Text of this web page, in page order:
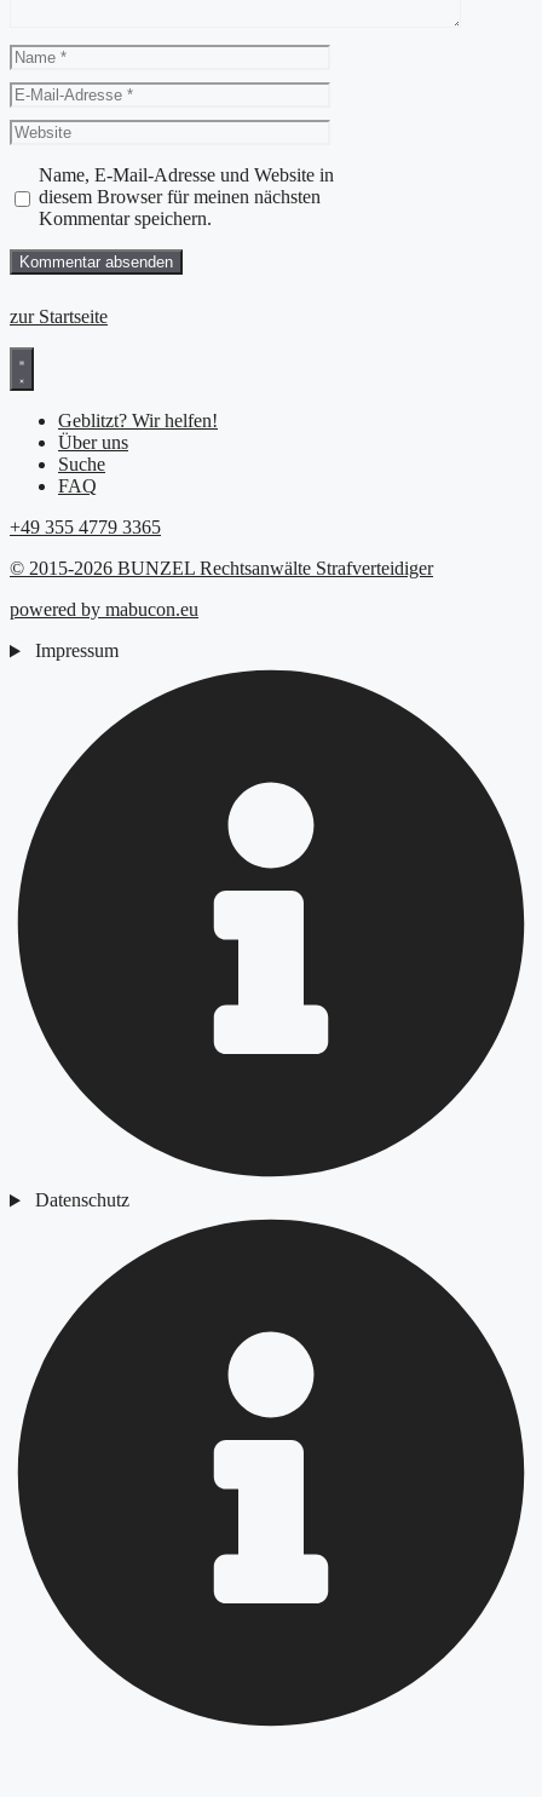
Name
E-
Mail-
Adresse
Website
Name, E-Mail-Adresse und Website in
diesem Browser für meinen nächsten
Kommentar speichern.
zur Startseite
Geblitzt? Wir helfen!
Über uns
Suche
FAQ
+49 355 4779 3365
© 2015-2026 BUNZEL Rechtsanwälte Strafverteidiger
powered by mabucon.eu
Impressum
Datenschutz